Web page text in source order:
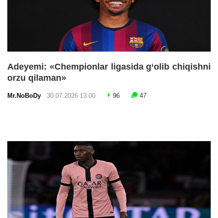
Adeyemi: «Chempionlar ligasida g‘olib chiqishni
orzu qilaman»
Mr.NoBoDy 30.07.2026 13:00 96 47